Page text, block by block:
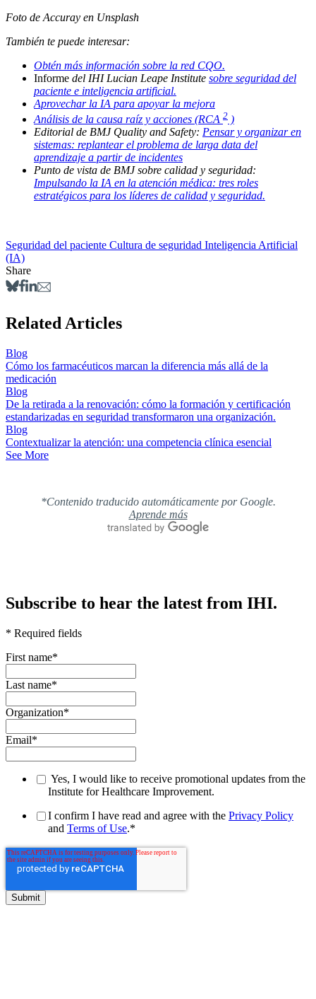
Foto de Accuray en Unsplash
También te puede interesar:
Obtén más información sobre la red CQO.
Informe del IHI Lucian Leape Institute sobre seguridad del
paciente e inteligencia artificial.
Aprovechar la IA para apoyar la mejora
Análisis de la causa raíz y acciones (RCA 2 )
Editorial de BMJ Quality and Safety: Pensar y organizar en
sistemas: replantear el problema de larga data del
aprendizaje a partir de incidentes
Punto de vista de BMJ sobre calidad y seguridad:
Impulsando la IA en la atención médica: tres roles
estratégicos para los líderes de calidad y seguridad.
Seguridad del paciente Cultura de seguridad Inteligencia Artificial
(IA)
Share
Related Articles
Blog
Cómo los farmacéuticos marcan la diferencia más allá de la
medicación
Blog
De la retirada a la renovación: cómo la formación y certificación
estandarizadas en seguridad transformaron una organización.
Blog
Contextualizar la atención: una competencia clínica esencial
See More
*Contenido traducido automáticamente por Google.
Aprende más
Subscribe to hear the latest from IHI.
* Required fields
First name*
Last name*
Organization*
Email*
Yes, I would like to receive promotional updates from the
Institute for Healthcare Improvement.
I confirm I have read and agree with the Privacy Policy
and Terms of Use.*